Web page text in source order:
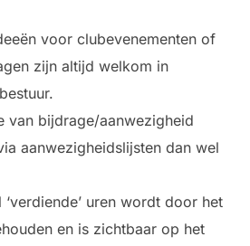
voor clubevenementen of
zijn altijd welkom in
van bijdrage/aanwezigheid
aanwezigheidslijsten dan wel
‘verdiende’ uren wordt door het
en is zichtbaar op het